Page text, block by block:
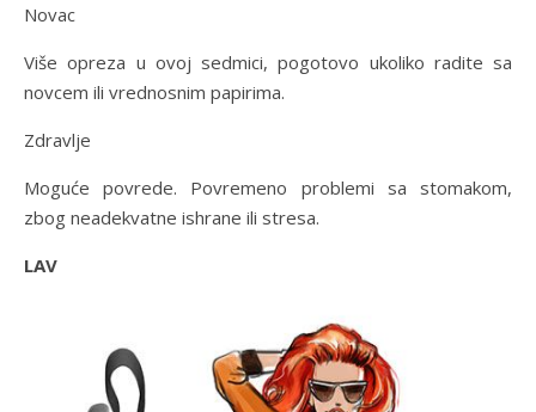
Novac
Više opreza u ovoj sedmici, pogotovo ukoliko radite sa
novcem ili vrednosnim papirima.
Zdravlje
Moguće povrede. Povremeno problemi sa stomakom,
zbog neadekvatne ishrane ili stresa.
LAV